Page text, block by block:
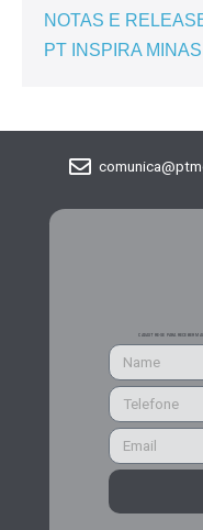
NOTAS E
PT INSPIRA MINAS
CADASTRE-SE PARA RECEBER